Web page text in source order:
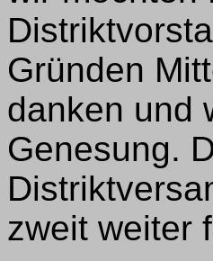
Gründen
danken und
Genesung.
zweit weiter